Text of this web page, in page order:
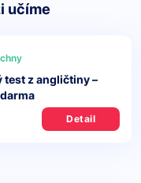
učíme
test z angličtiny –
Detail